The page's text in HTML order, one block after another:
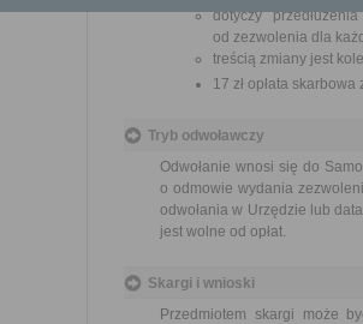
dotyczy
od zezwolenia dla
treścią zmiany jest
17 zł opłata
Tryb odwoławczy
Odwołanie wnosi się do
o odmowie wydania
odwołania w Urzędzie lub
jest wolne od opłat.
Skargi i wnioski
Przedmiotem skargi może